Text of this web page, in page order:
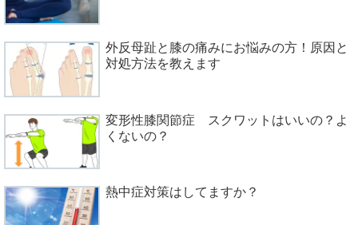
外反母趾と膝の痛みにお悩みの方！原因と
対処方法を教えます
変形性膝関節症 スクワットはいいの？よ
くないの？
熱中症対策はしてますか？